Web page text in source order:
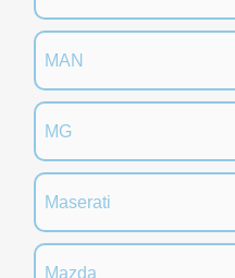
MAN
MG
Maserati
Mazda